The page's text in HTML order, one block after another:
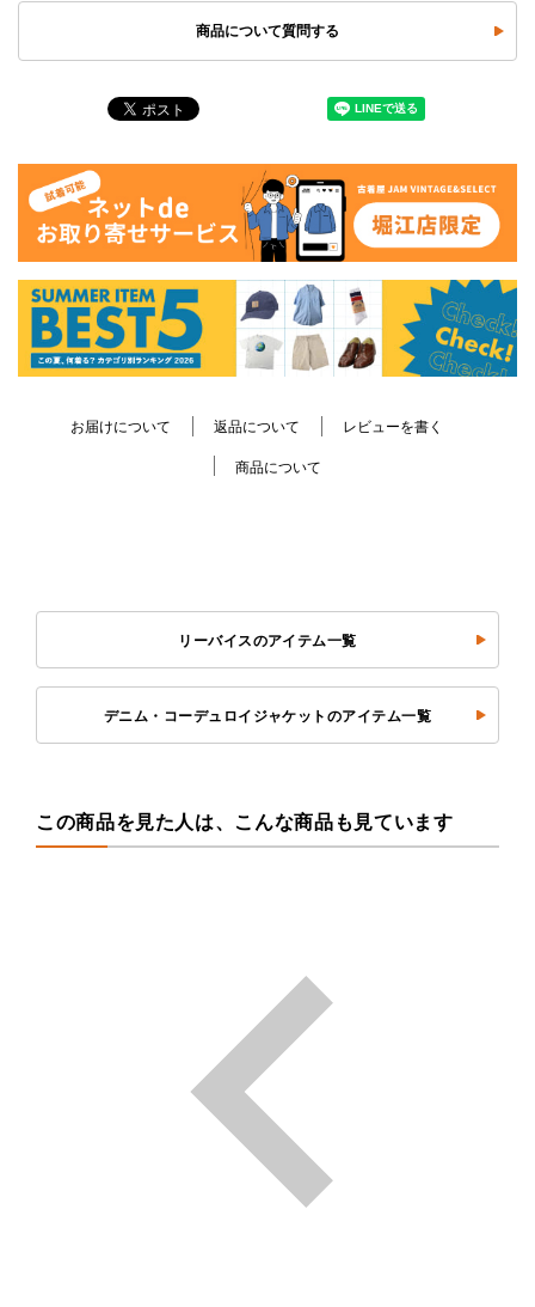
商品について質問する
お届けについて 返品について レビューを書く
商品について
リーバイスのアイテム一覧
デニム・コーデュロイジャケットのアイテム一覧
この商品を見た人は、こんな商品も見ています